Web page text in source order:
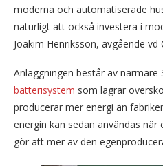
moderna och automatiserade
naturligt att också investera i
Joakim Henriksson, avgående vd
Anläggningen består av
batterisystem som lagrar
producerar mer energi än
energin kan sedan användas
gör att mer av den